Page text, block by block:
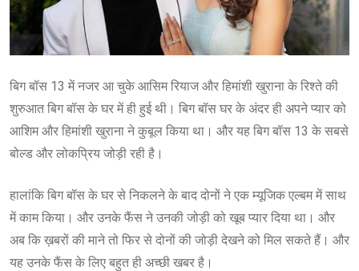
बिग बॉस 13 में नजर आ चुके आसिम रियाज और हिमांशी खुराना के रिश्ते की
शुरुआत बिग बॉस के घर में ही हुई थी। बिग बॉस घर के अंदर ही अपने प्यार को
आशिम और हिमांशी खुराना ने कुबूल किया था। और यह बिग बॉस 13 के सबसे
बोल्ड और लोकप्रिय जोड़ी रही है।
हालांकि बिग बॉस के घर से निकलने के बाद दोनों ने एक म्यूजिक एल्बम में साथ
में काम किया। और उनके फैंस ने उनकी जोड़ी को खूब प्यार दिया था। और
अब कि ख़बरों की माने तो फिर से दोनों की जोड़ी देखने को मिल सकते हैं। और
यह उनके फैंस के लिए बहुत ही अच्छी खबर है।